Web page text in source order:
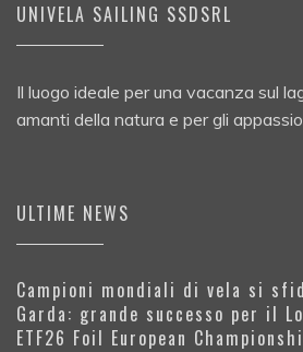
UNIVELA SAILING SSDSRL
Il luogo ideale per una vacanza sul
amanti della natura e per gli
ULTIME NEWS
Campioni mondiali di vela si
Garda: grande successo per il
ETF26 Foil European